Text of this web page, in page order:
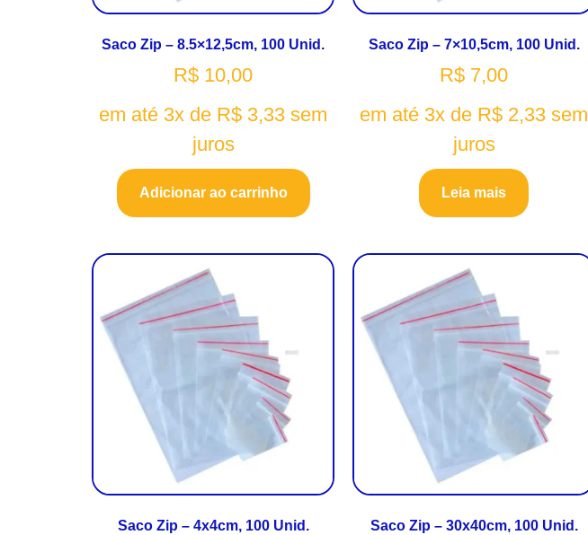
Saco Zip – 8.5×12,5cm, 100 Unid.
R$ 10,00
em até 3x de R$ 3,33 sem
juros
Adicionar ao carrinho
Saco Zip – 7×10,5cm, 100 Unid.
R$ 7,00
em até 3x de R$ 2,33 sem
juros
Leia mais
Saco Zip – 4x4cm, 100 Unid. Saco Zip – 30x40cm, 100 Unid.